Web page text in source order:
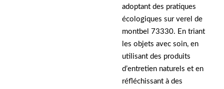
adoptant des pratiques
écologiques sur verel de
montbel 73330. En triant
les objets avec soin, en
utilisant des produits
d’entretien naturels et en
réfléchissant à des